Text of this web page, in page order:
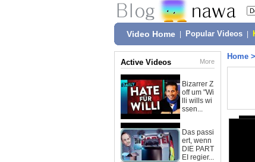
Video Home Popular Videos
Active Videos More
Bizarrer Z
off um "Wi
lli wills wi
ssen...
Das passi
ert, wenn
DIE PART
EI regier...
Home